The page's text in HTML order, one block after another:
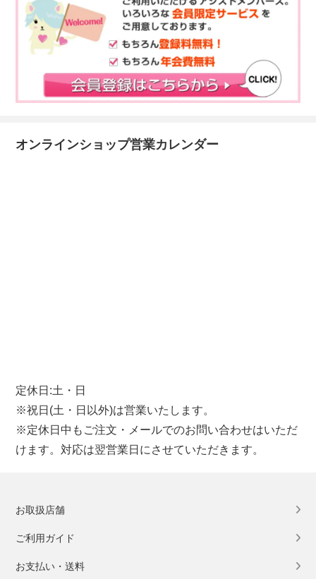
オンラインショップ営業カレンダー
定休日:土・日
※祝日(土・日以外)は営業いたします。
※定休日中もご注文・メールでのお問い合わせはいただ
けます。対応は翌営業日にさせていただきます。
お取扱店舗
ご利用ガイド
お支払い・送料